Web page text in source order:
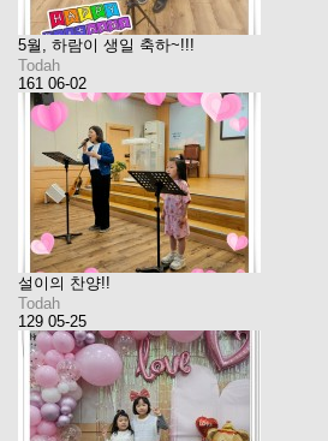
5월, 하람이 생일 축하~!!!
Todah
161 06-02
설이의 찬양!!
Todah
129 05-25